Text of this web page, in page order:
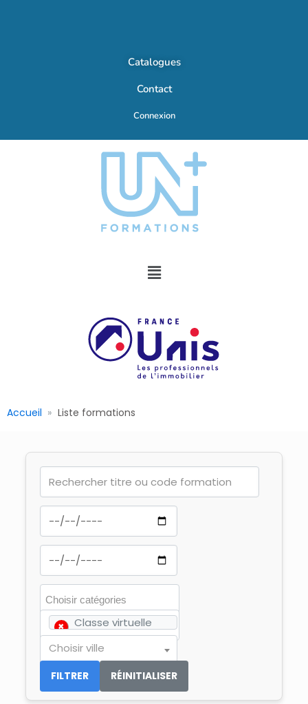
Catalogues
Contact
Connexion
Accueil Liste formations
×
Classe virtuelle
Choisir ville
FILTRER RÉINITIALISER